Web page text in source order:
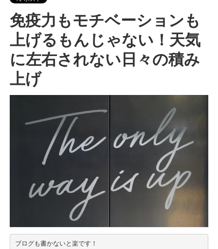
YouTube:420shibuya
420 Blog Full
www.h4wp.com
420friendly 通販
免疫力もモチベーションも
上げるもんじゃない！天気
に左右されない日々の積み
上げ
ブログも書かないと楽です！